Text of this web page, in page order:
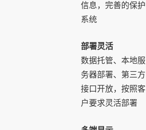
信息，完善的保护
系统
部署灵活
数据托管、本地服
务器部署、第三方
接口开放，按照客
户要求灵活部署